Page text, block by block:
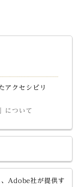
アクセシビリ
について
Adobe社が提供す